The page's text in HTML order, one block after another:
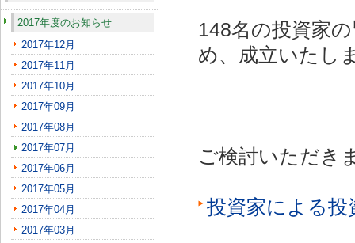
2017年度のお知らせ
2017年12月
2017年11月
2017年10月
2017年09月
2017年08月
2017年07月
2017年06月
2017年05月
2017年04月
2017年03月
148名の投資家
め、成立いたし
ご検討いただき
投資家による